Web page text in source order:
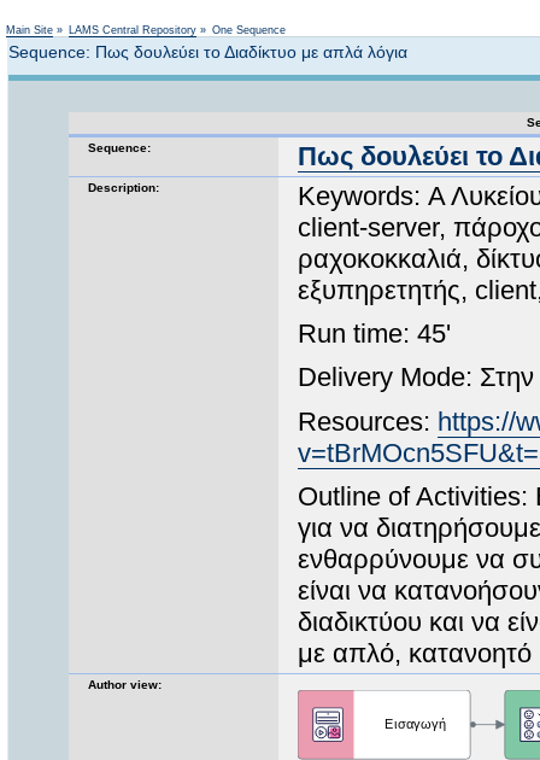
Main Site » LAMS Central Repository » One Sequence
Sequence: Πως δουλεύει το Διαδίκτυο με απλά λόγια
Sequence:
Πως δουλεύει το
Description:
Keywords: Α
client-server,
ραχοκοκκαλιά,
εξυπηρετητής,
Run time: 45'
Delivery Mode: Στην
Resources: https://
Outline of Activities:
για να
ενθαρρύνουμε να
είναι να
διαδικτύου και να
με απλό, κατανοητό
Author view: